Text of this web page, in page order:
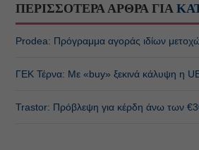
ΠΕΡΙΣΣΟΤΕΡΑ ΑΡΘΡΑ ΓΙΑ
Prodea: Πρόγραμμα αγοράς ιδίων
ΓΕΚ Τέρνα: Με «buy» ξεκινά κάλυψη η
Trastor: Πρόβλεψη για κέρδη άνω των